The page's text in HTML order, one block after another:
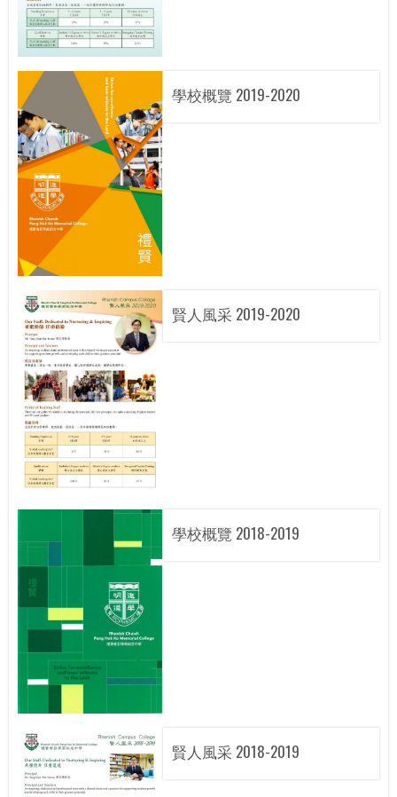
學校概覽 2019-2020
賢人風采 2019-2020
學校概覽 2018-2019
賢人風采 2018-2019